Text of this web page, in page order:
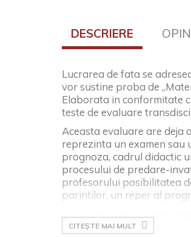
DESCRIERE
Lucrarea de fata se
vor sustine proba de
Elaborata in conformitate
teste de evaluare
Aceasta evaluare are deja
reprezinta un examen sau
prognoza, cadrul didactic
procesului de predare-
profesorului posibilitatea
parintilor, un reper al
CITEȘTE MAI MULT